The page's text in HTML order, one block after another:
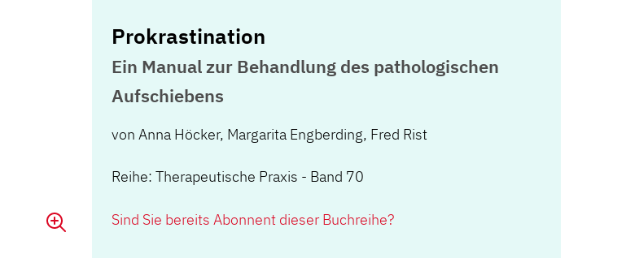
Prokrastination
Ein Manual zur Behandlung des pathologischen
Aufschiebens
von Anna Höcker, Margarita Engberding, Fred Rist
Reihe: Therapeutische Praxis - Band 70
Sind Sie bereits Abonnent dieser Buchreihe?